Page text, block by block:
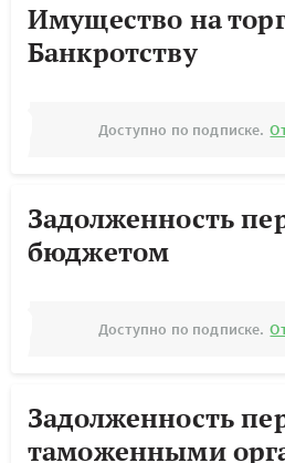
Имущество на
Банкротству
Доступно по подписке.
Задолженность
бюджетом
Доступно по подписке.
Задолженность
таможенными